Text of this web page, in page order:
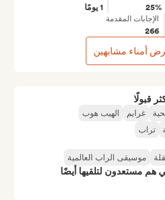
قبولًا
غرايم
الهيب هوب
تراب
موسيقى الراب العالمية
هم مستعدون لتلقيها أيضًا
25% 1 يومًا
الإجابات المقدمة
266
أمناء مشابهين